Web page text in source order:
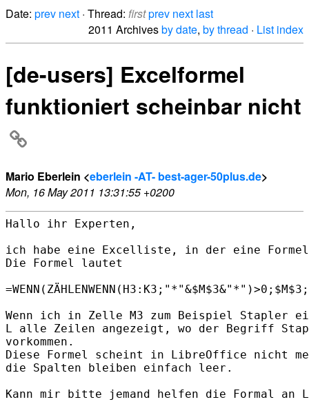
Date: prev next · Thread: firstprev next last
2011 Archivesby date, by thread · List index
[de-users] Excelformel
funktioniert scheinbar nicht
Mario Eberlein <eberlein -AT- best-ager-50plus.de>
Mon, 16 May 2011 13:31:55 +0200
Hallo ihr Experten,
ich habe eine Excelliste, in der eine
Die Formel lautet
Wenn ich in Zelle M3 zum Beispiel Stapler
L alle Zeilen angezeigt, wo der Begriff
vorkommen.
Diese Formel scheint in LibreOffice nicht
die Spalten bleiben einfach leer.
Kann mir bitte jemand helfen die Formal an